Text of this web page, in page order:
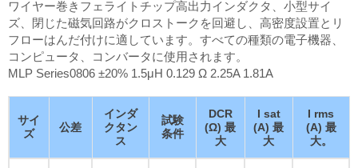
ワイヤー巻きフェライトチップ高出力インダクタ、小型サイ
ズ、閉じた磁気回路がクロストークを回避し、高密度設置とリ
フローはんだ付けに適しています。すべての種類の電子機器、
コンピュータ、コンバータに使用されます。
MLP Series0806 ±20% 1.5μH 0.129 Ω 2.25A 1.81A
サイ
ズ
公差
インダ
クタン
ス
試験
条件
DCR
(Ω) 最
大
I sat
(A) 最
大
I rms
(A) 最
大。